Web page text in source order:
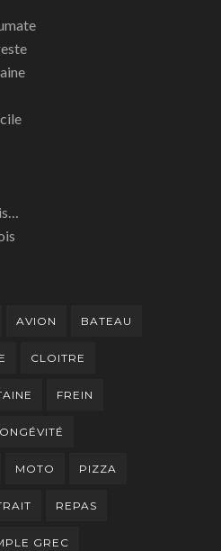
AVION BATEAU
CLOITRE
FREIN
MOTO PIZZA
REPAS
GREC